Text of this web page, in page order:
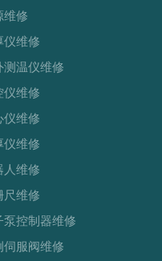
维修
仪维修
测温仪维修
仪维修
仪维修
仪维修
人维修
尺维修
泵控制器维修
伺服阀维修